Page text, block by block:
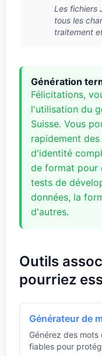
Les fichiers
tous les
traitement
Génération
Félicitations,
l'utilisation du
Suisse. Vous
rapidement
d'identité
de format pour
tests de
données, la
d'autres.
Outils
pourriez
Générateur de
Générez des
fiables pour